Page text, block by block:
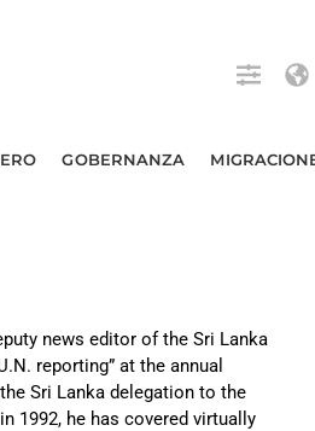
GOBERNANZA
news editor of the Sri Lanka
reporting” at the annual
Sri Lanka delegation to the
1992, he has covered virtually